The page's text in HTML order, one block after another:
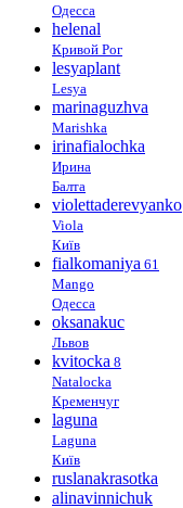
Одесса
helenal
Кривой Рог
lesyaplant
Lesya
marinaguzhva
Marishka
irinafialochka
Ирина
Балта
violettaderevyanko
Viola
Київ
fialkomaniya 61
Mango
Одесса
oksanakuc
Львов
kvitocka 8
Natalocka
Кременчуг
laguna
Laguna
Київ
ruslanakrasotka
alinavinnichuk